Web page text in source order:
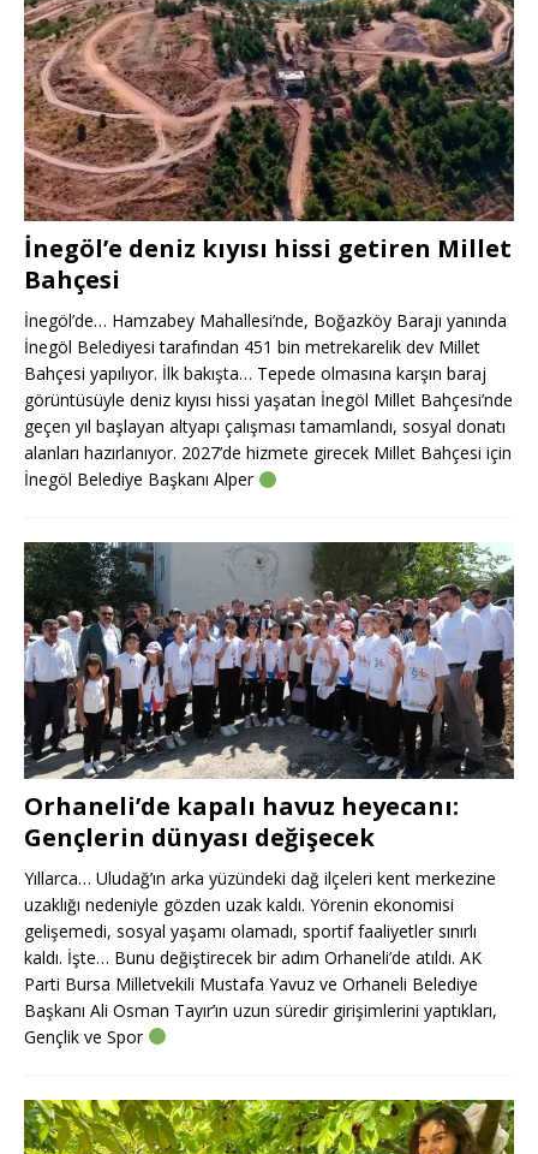
İnegöl’e deniz kıyısı hissi getiren Millet
Bahçesi
İnegöl’de… Hamzabey Mahallesi’nde, Boğazköy Barajı yanında
İnegöl Belediyesi tarafından 451 bin metrekarelik dev Millet
Bahçesi yapılıyor. İlk bakışta… Tepede olmasına karşın baraj
görüntüsüyle deniz kıyısı hissi yaşatan İnegöl Millet Bahçesi’nde
geçen yıl başlayan altyapı çalışması tamamlandı, sosyal donatı
alanları hazırlanıyor. 2027’de hizmete girecek Millet Bahçesi için
İnegöl Belediye Başkanı Alper
Orhaneli’de kapalı havuz heyecanı:
Gençlerin dünyası değişecek
Yıllarca… Uludağ’ın arka yüzündeki dağ ilçeleri kent merkezine
uzaklığı nedeniyle gözden uzak kaldı. Yörenin ekonomisi
gelişemedi, sosyal yaşamı olamadı, sportif faaliyetler sınırlı
kaldı. İşte… Bunu değiştirecek bir adım Orhaneli’de atıldı. AK
Parti Bursa Milletvekili Mustafa Yavuz ve Orhaneli Belediye
Başkanı Ali Osman Tayır’ın uzun süredir girişimlerini yaptıkları,
Gençlik ve Spor